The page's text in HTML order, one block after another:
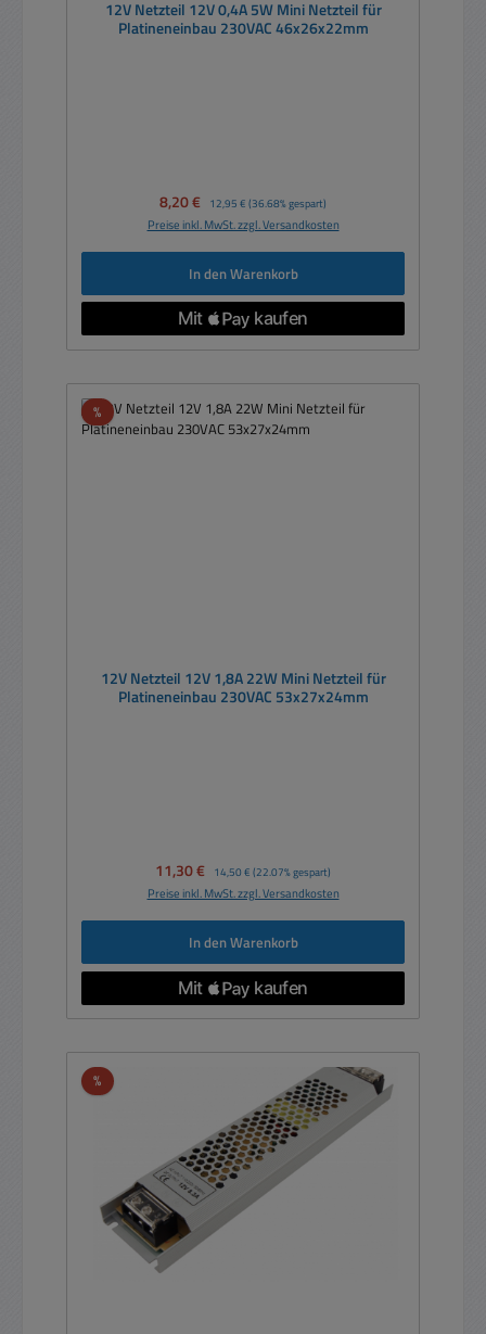
12V Netzteil 12V 0,4A 5W Mini Netzteil für
Platineneinbau 230VAC 46x26x22mm
Verkaufspreis:
8,20 € Regulärer Preis:
12,95 € (36.68% gespart)
Preise inkl. MwSt. zzgl. Versandkosten
In den Warenkorb
%Rabatt
12V Netzteil 12V 1,8A 22W Mini Netzteil für
Platineneinbau 230VAC 53x27x24mm
Verkaufspreis:
11,30 € Regulärer Preis:
14,50 € (22.07% gespart)
Preise inkl. MwSt. zzgl. Versandkosten
In den Warenkorb
%Rabatt